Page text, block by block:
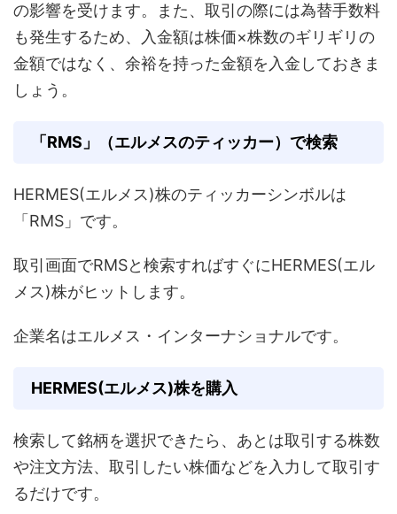
の影響を受けます。また、取引の際には為替手数料
も発生するため、入金額は株価×株数のギリギリの
金額ではなく、余裕を持った金額を入金しておきま
しょう。
「RMS」（エルメスのティッカー）で検索
HERMES(エルメス)株のティッカーシンボルは
「RMS」です。
取引画面でRMSと検索すればすぐにHERMES(エル
メス)株がヒットします。
企業名はエルメス・インターナショナルです。
HERMES(エルメス)株を購入
検索して銘柄を選択できたら、あとは取引する株数
や注文方法、取引したい株価などを入力して取引す
るだけです。